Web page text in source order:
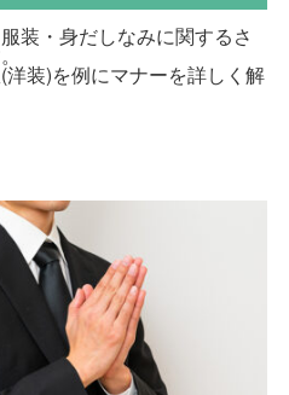
装・身だしなみに関するさ
装)を例にマナーを詳しく解